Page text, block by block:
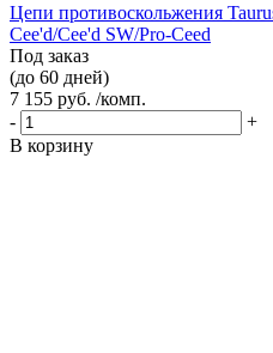
Цепи противоскольжения
Cee'd/Cee'd SW/Pro-Ceed
Под заказ
(до 60 дней)
7 155 руб. /комп.
-
+
В корзину